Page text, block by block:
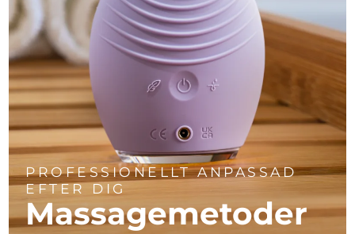
PROFESSIONELLT ANPASSAD
EFTER DIG
Massagemetoder